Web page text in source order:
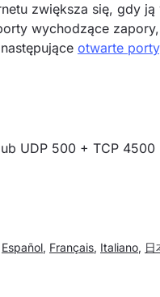
zwiększa się, gdy ją
wychodzące
otwarte porty
UDP 500 + TCP 4500
Español, Français, Italiano, 日